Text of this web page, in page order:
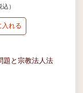
込）
入れる
題と宗教法人法